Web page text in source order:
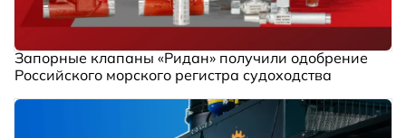
Запорные клапаны «Ридан» получили одобрение
Российского морского регистра судоходства